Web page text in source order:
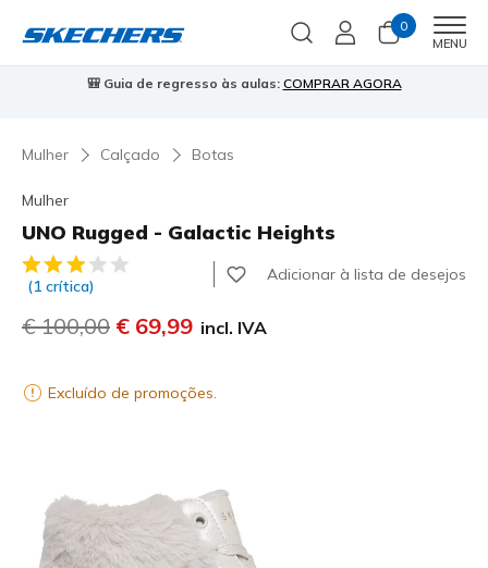
0
MENU
🎒 Guia de regresso às aulas: COMPRAR AGORA
Mulher Calçado Botas
Mulher
UNO Rugged - Galactic Heights
3$5 de 5 – Classificação do cliente
(1 crítica)
Adicionar à lista de desejos
Preço com desconto de
€ 100,00 para
€ 69,99 incl. IVA
Excluído de promoções.